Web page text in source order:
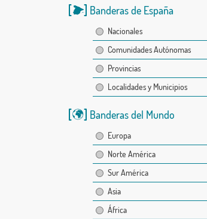
Banderas de España
Nacionales
Comunidades Autónomas
Provincias
Localidades y Municipios
Banderas del Mundo
Europa
Norte América
Sur América
Asia
África